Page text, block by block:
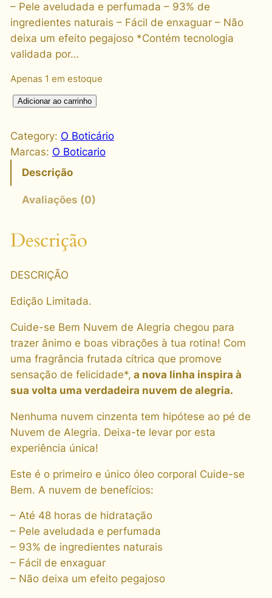
– Pele aveludada e perfumada – 93% de
ingredientes naturais – Fácil de enxaguar – Não
deixa um efeito pegajoso *Contém tecnologia
validada por…
Apenas 1 em estoque
i
d
e
N
v
e
m
d
e
A
e
g
r
a
Ó
l
e
o
H
i
Adicionar ao carrinho
Category: O Boticário
Marcas: O Boticario
Descrição
Avaliações (0)
Descrição
DESCRIÇÃO
Edição Limitada.
Cuide-se Bem Nuvem de Alegria chegou para
trazer ânimo e boas vibrações à tua rotina! Com
uma fragrância frutada cítrica que promove
sensação de felicidade*, a nova linha inspira à
sua volta uma verdadeira nuvem de alegria.
Nenhuma nuvem cinzenta tem hipótese ao pé de
Nuvem de Alegria. Deixa-te levar por esta
experiência única!
Este é o primeiro e único óleo corporal Cuide-se
Bem. A nuvem de benefícios:
– Até 48 horas de hidratação
– Pele aveludada e perfumada
– 93% de ingredientes naturais
– Fácil de enxaguar
– Não deixa um efeito pegajoso